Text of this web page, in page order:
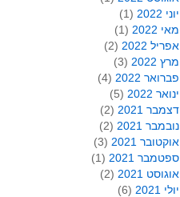
יוני 2022
(1)
מאי 2022
(1)
אפריל 2022
(2)
מרץ 2022
(3)
פברואר 2022
(4)
ינואר 2022
(5)
דצמבר 2021
(2)
נובמבר 2021
(2)
אוקטובר 2021
(3)
ספטמבר 2021
(1)
אוגוסט 2021
(2)
יולי 2021
(6)